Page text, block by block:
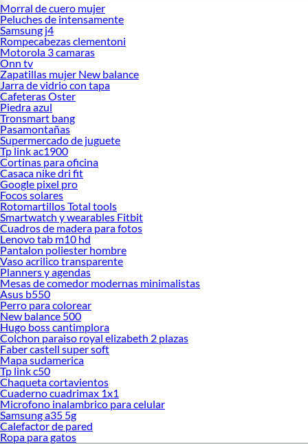
Morral de cuero mujer
Peluches de intensamente
Samsung j4
Rompecabezas clementoni
Motorola 3 camaras
Onn tv
Zapatillas mujer New balance
Jarra de vidrio con tapa
Cafeteras Oster
Piedra azul
Tronsmart bang
Pasamontañas
Supermercado de juguete
Tp link ac1900
Cortinas para oficina
Casaca nike dri fit
Google pixel pro
Focos solares
Rotomartillos Total tools
Smartwatch y wearables Fitbit
Cuadros de madera para fotos
Lenovo tab m10 hd
Pantalon poliester hombre
Vaso acrilico transparente
Planners y agendas
Mesas de comedor modernas minimalistas
Asus b550
Perro para colorear
New balance 500
Hugo boss cantimplora
Colchon paraiso royal elizabeth 2 plazas
Faber castell super soft
Mapa sudamerica
Tp link c50
Chaqueta cortavientos
Cuaderno cuadrimax 1x1
Microfono inalambrico para celular
Samsung a35 5g
Calefactor de pared
Ropa para gatos